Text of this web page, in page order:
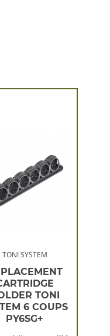
TONI SYSTEM
TONI
6 COUPS
PY6SG+